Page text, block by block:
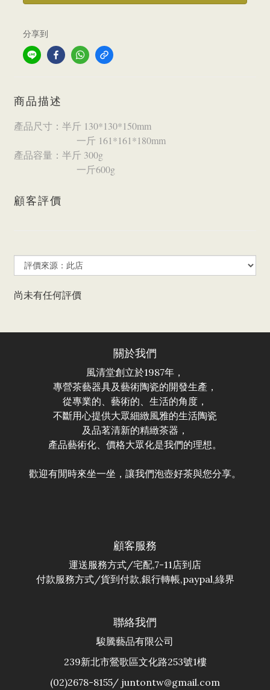
分享到
商品描述
產品尺寸：半斤 130*130*150mm
一斤 161*161*180mm
產品容量：半斤 300g
一斤600g
顧客評價
尚未有任何評價
關於我們
風清堂創立於1987年，
專營茶藝器具及藝術陶瓷的開發生產，
從專業的、藝術的、生活的角度，
不斷用心提供大眾細緻風雅的生活陶瓷
及品茗清新的精緻茶器，
產品藝術化、價格大眾化是我們的理想。
歡迎有閒時來坐一坐，讓我們泡壺好茶與您分享。
顧客服務
運送服務方式/宅配,7-11店到店
付款服務方式/貨到付款,銀行轉帳,paypal,綠界
聯絡我們
駿騰藝品有限公司
239新北市鶯歌區文化路253號1樓
(02)2678-8155/ juntontw@gmail.com